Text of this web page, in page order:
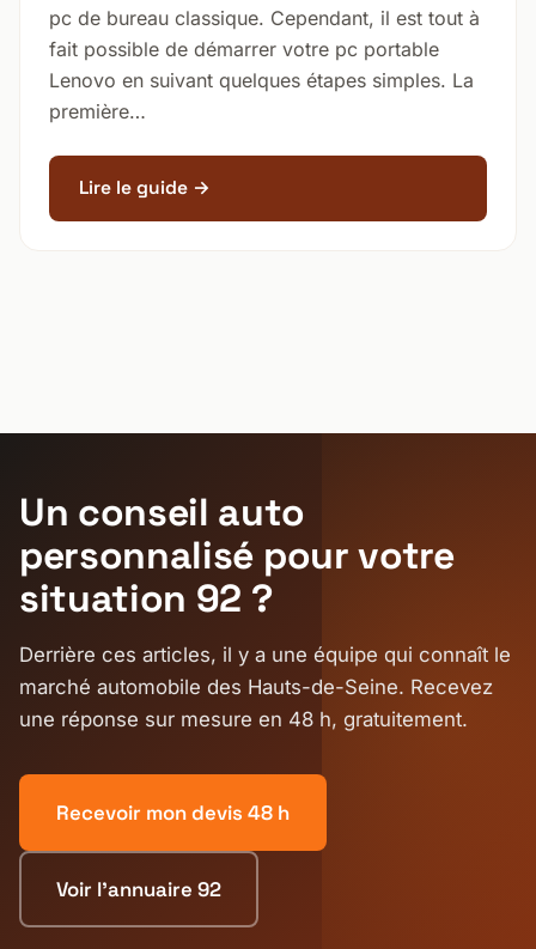
pc de bureau classique. Cependant, il est tout à
fait possible de démarrer votre pc portable
Lenovo en suivant quelques étapes simples. La
première…
Lire le guide →
Un conseil auto
personnalisé pour votre
situation 92 ?
Derrière ces articles, il y a une équipe qui connaît le
marché automobile des Hauts-de-Seine. Recevez
une réponse sur mesure en 48 h, gratuitement.
Recevoir mon devis 48 h
Voir l'annuaire 92